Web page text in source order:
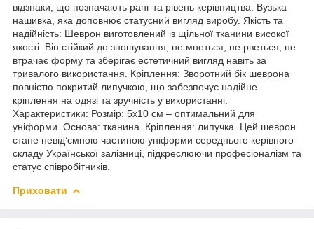
відзнаки, що позначають ранг та рівень керівництва. Вузька
нашивка, яка доповнює статусний вигляд виробу. Якість та
надійність: Шеврон виготовлений із щільної тканини високої
якості. Він стійкий до зношування, не мнеться, не рветься, не
втрачає форму та зберігає естетичний вигляд навіть за
тривалого використання. Кріплення: Зворотний бік шеврона
повністю покритий липучкою, що забезпечує надійне
кріплення на одязі та зручність у використанні.
Характеристики: Розмір: 5х10 см – оптимальний для
уніформи. Основа: тканина. Кріплення: липучка. Цей шеврон
стане невід’ємною частиною уніформи середнього керівного
складу Української залізниці, підкреслюючи професіоналізм та
статус співробітників.
Приховати